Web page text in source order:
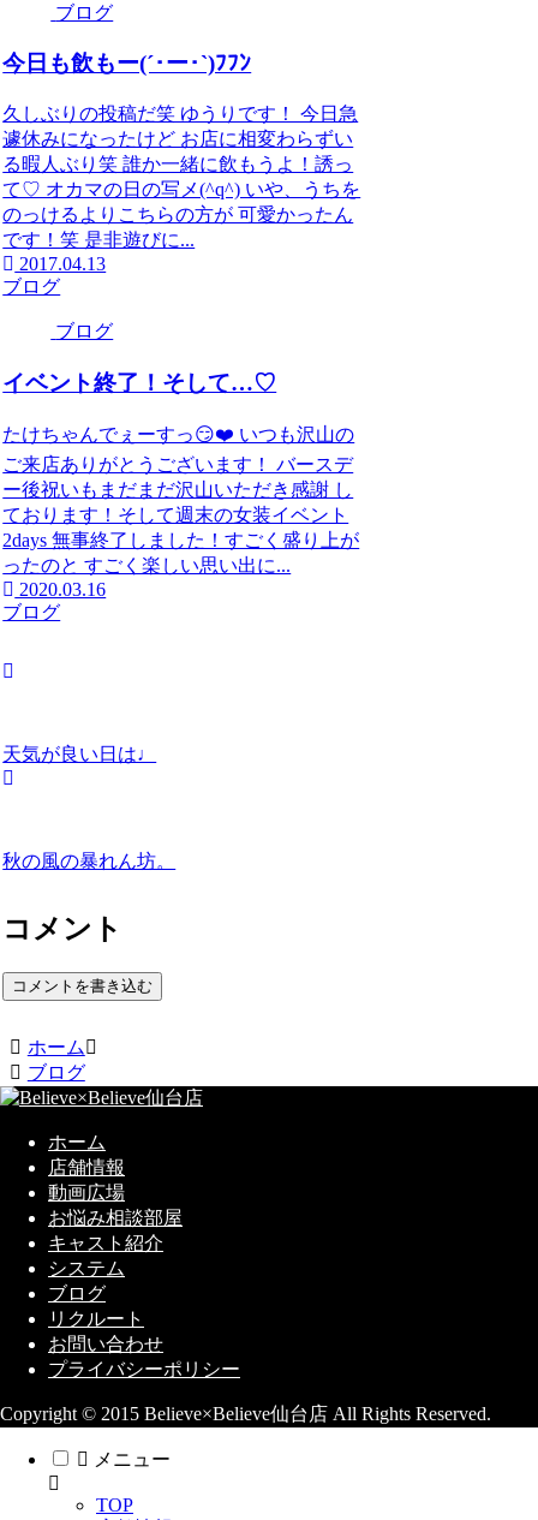
ブログ
今日も飲もー(´･ー･`)ﾌﾌﾝ
久しぶりの投稿だ笑 ゆうりです！ 今日急
遽休みになったけど お店に相変わらずい
る暇人ぶり笑 誰か一緒に飲もうよ！誘っ
て♡ オカマの日の写メ(^q^) いや、うちを
のっけるよりこちらの方が 可愛かったん
です！笑 是非遊びに...
2017.04.13
ブログ
ブログ
イベント終了！そして…♡
たけちゃんでぇーすっ😏❤️ いつも沢山の
ご来店ありがとうございます！ バースデ
ー後祝いもまだまだ沢山いただき感謝 し
ております！そして週末の女装イベント
2days 無事終了しました！すごく盛り上が
ったのと すごく楽しい思い出に...
2020.03.16
ブログ
天気が良い日は♩
秋の風の暴れん坊。
コメント
コメントを書き込む
ホーム
ブログ
ホーム
店舗情報
動画広場
お悩み相談部屋
キャスト紹介
システム
ブログ
リクルート
お問い合わせ
プライバシーポリシー
Copyright © 2015 Believe×Believe仙台店 All Rights Reserved.
メニュー
TOP